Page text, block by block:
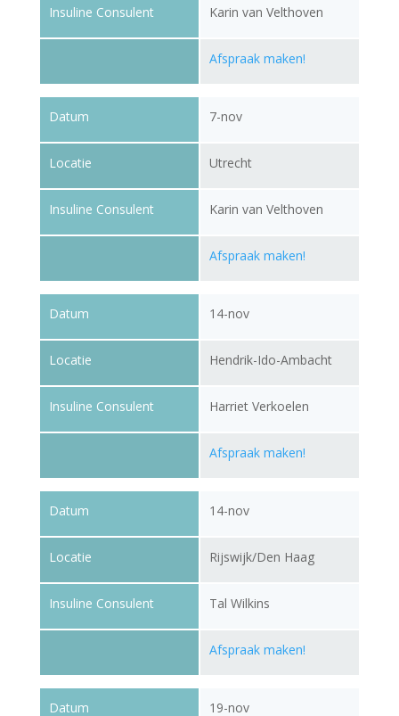
Insuline Consulent Karin van Velthoven
Afspraak maken!
Datum
Locatie
Insuline Consulent
7-nov
Utrecht
Karin van Velthoven
Afspraak maken!
Datum
Locatie
Insuline Consulent
14-nov
Hendrik-Ido-Ambacht
Harriet Verkoelen
Afspraak maken!
Datum
Locatie
Insuline Consulent
14-nov
Rijswijk/Den Haag
Tal Wilkins
Afspraak maken!
Datum 19-nov